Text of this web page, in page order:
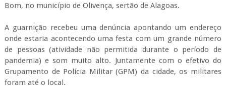
Bom, no município de Olivença, sertão de Alagoas.
A guarnição recebeu uma denúncia apontando um endereço
onde estaria acontecendo uma festa com um grande número
de pessoas (atividade não permitida durante o período de
pandemia) e som muito alto. Juntamente com o efetivo do
Grupamento de Polícia Militar (GPM) da cidade, os militares
foram até o local.